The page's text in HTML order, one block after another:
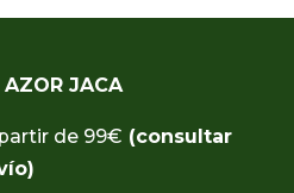
se
elegir
JACA
de 99€ (consultar